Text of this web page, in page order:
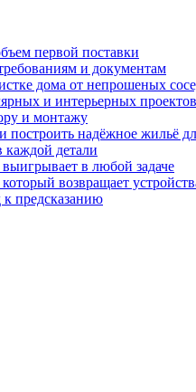
первой поставки
и документам
дома от непрошеных
и интерьерных проектов
и монтажу
построить надёжное жильё
детали
в любой задаче
возвращает
предсказанию